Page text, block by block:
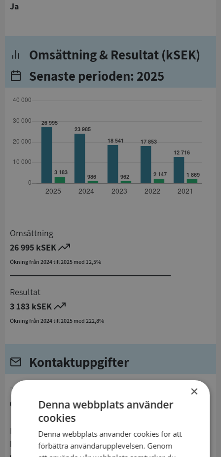
Ja
Omsättning & Resultat (kSEK)
Senaste perioden: 2025
Omsättning
26 995 kSEK
Ökning från 2024 till 2025 med 12,5%
Resultat
3 183 kSEK
Ökning från 2024 till 2025 med 222,8%
Kontaktuppgifter
096110780
Postadress
Box 22
×
Denna webbplats använder
cookies
Denna webbplats använder cookies för att
förbättra användarupplevelsen. Genom